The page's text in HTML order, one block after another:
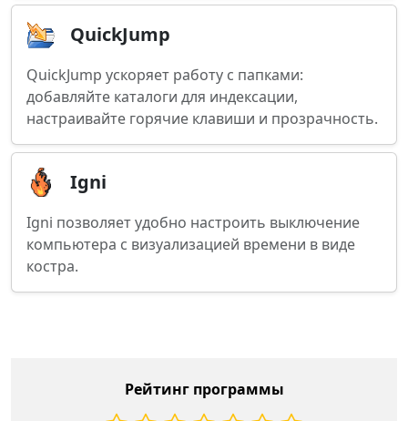
QuickJump
QuickJump ускоряет работу с папками:
добавляйте каталоги для индексации,
настраивайте горячие клавиши и прозрачность.
Igni
Igni позволяет удобно настроить выключение
компьютера с визуализацией времени в виде
костра.
Рейтинг программы